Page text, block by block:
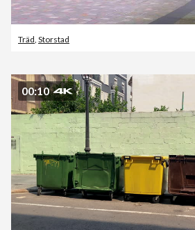
Träd Storstad
00:10